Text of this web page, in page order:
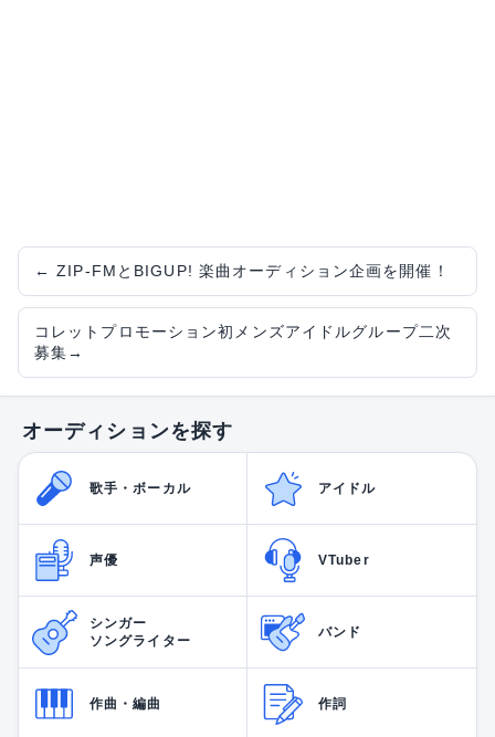
← ZIP-FMとBIGUP! 楽曲オーディション企画を開催！
コレットプロモーション初メンズアイドルグループ二次
募集→
オーディションを探す
歌手・ボーカル アイドル
声優 VTuber
シンガー
ソングライター
バンド
作曲・編曲 作詞